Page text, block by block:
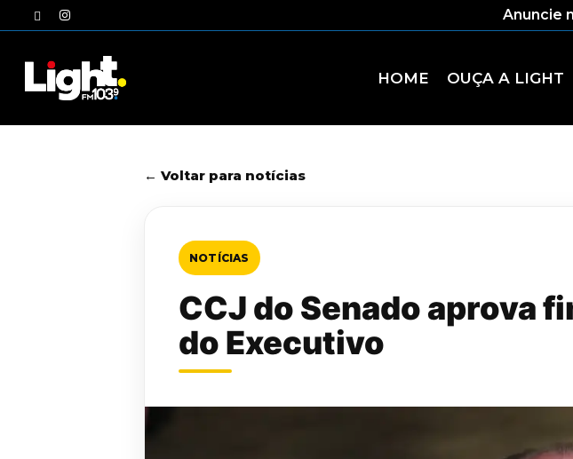
to
twitterinstagram Anuncie
HOME OUÇA A LIGHT
← Voltar para notícias
NOTÍCIAS
CCJ do Senado aprova
do Executivo